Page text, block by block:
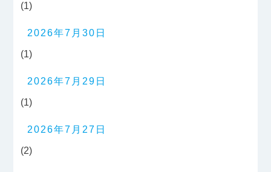
(1)
2026年7月30日
(1)
2026年7月29日
(1)
2026年7月27日
(2)